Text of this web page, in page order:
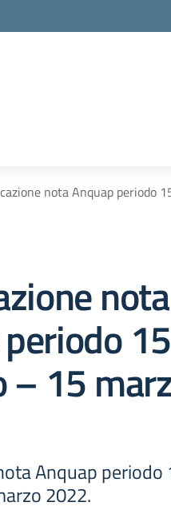
nota Anquap periodo
nota
15
– 15
Anquap periodo
2022.